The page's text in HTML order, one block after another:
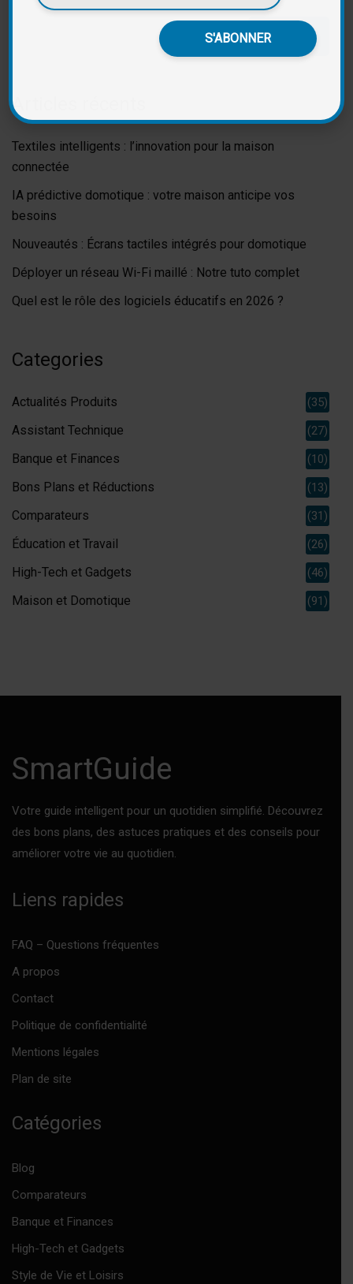
Rechercher
Articles récents
Textiles intelligents : l’innovation pour la maison
connectée
IA prédictive domotique : votre maison anticipe vos
besoins
Nouveautés : Écrans tactiles intégrés pour domotique
Déployer un réseau Wi-Fi maillé : Notre tuto complet
Quel est le rôle des logiciels éducatifs en 2026 ?
Categories
Actualités Produits (35)
Assistant Technique (27)
Banque et Finances (10)
Bons Plans et Réductions (13)
Comparateurs (31)
Éducation et Travail (26)
High-Tech et Gadgets (46)
Maison et Domotique (91)
SmartGuide
Votre guide intelligent pour un quotidien simplifié. Découvrez
des bons plans, des astuces pratiques et des conseils pour
améliorer votre vie au quotidien.
Liens rapides
FAQ – Questions fréquentes
A propos
Contact
Politique de confidentialité
Mentions légales
Plan de site
Catégories
Blog
Comparateurs
Banque et Finances
High-Tech et Gadgets
Style de Vie et Loisirs